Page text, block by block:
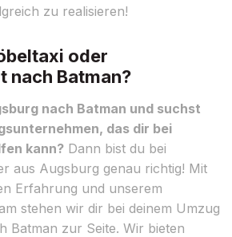
zu realisieren!
oder
nach Batman?
nach Batman und suchst
das dir bei
kann? Dann bist du bei
aus Augsburg genau richtig! Mit
Erfahrung und unserem
stehen wir dir bei deinem Umzug
Batman zur Seite. Wir bieten